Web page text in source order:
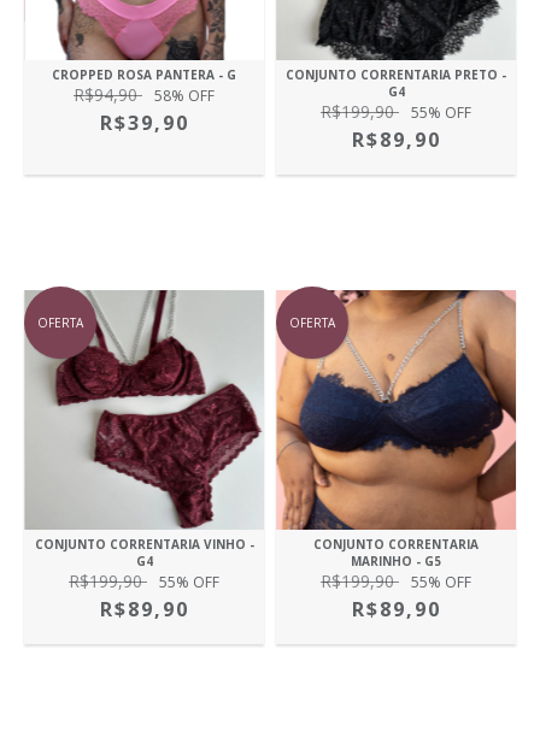
CROPPED ROSA PANTERA - G
R$94,90 58% OFF
R$39,90
CONJUNTO CORRENTARIA PRETO -
G4
R$199,90 55% OFF
R$89,90
OFERTA
CONJUNTO CORRENTARIA VINHO -
G4
R$199,90 55% OFF
R$89,90
OFERTA
CONJUNTO CORRENTARIA
MARINHO - G5
R$199,90 55% OFF
R$89,90